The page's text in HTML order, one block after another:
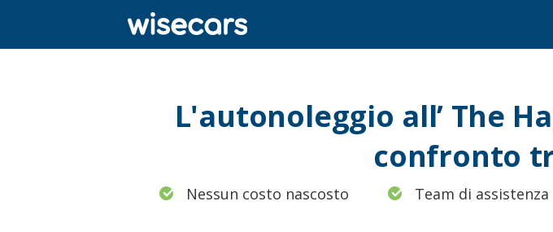
L'autonoleggio all’ The
confronto
Nessun costo nascosto Team di